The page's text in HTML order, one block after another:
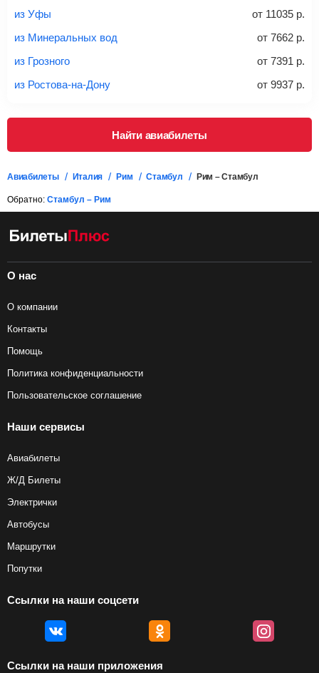
правило, сразу купить билет с багажом дешевле, чем
дополнительно оплачивать его в аэропорту.
Важно:При покупке билета рекомендуем внимательно
проверять на официальном сайте продавца, включен ли
багаж в стоимость.
Подробная информация о перевозке багажа и его габаритах
из Уфы
от 11035 р.
из Минеральных вод
от 7662 р.
из Грозного
от 7391 р.
из Ростова-на-Дону
от 9937 р.
Найти авиабилеты
Авиабилеты Италия Рим Стамбул Рим – Стамбул
Обратно: Стамбул – Рим
О нас
О компании
Контакты
Помощь
Политика конфиденциальности
Пользовательское соглашение
Наши сервисы
Авиабилеты
Ж/Д Билеты
Электрички
Автобусы
Маршрутки
Попутки
Ссылки на наши соцсети
Ссылки на наши приложения